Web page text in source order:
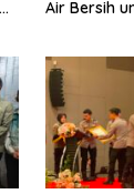
Air Bersih